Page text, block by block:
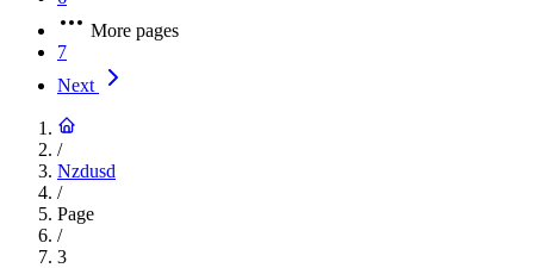
More pages
7
Next
/
Nzdusd
/
Page
/
3